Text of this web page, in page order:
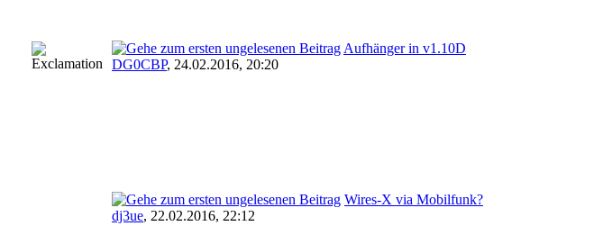
Aufhänger in v1.10D
DG0CBP, 24.02.2016, 20:20
Wires-X via Mobilfunk?
dj3ue, 22.02.2016, 22:12